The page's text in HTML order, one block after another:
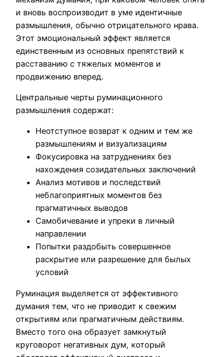
и вновь воспроизводит в уме идентичные
размышления, обычно отрицательного нрава.
Этот эмоциональный эффект является
единственным из основных препятствий к
расставанию с тяжелых моментов и
продвижению вперед.
Центральные черты руминационного
размышления содержат:
Неотступное возврат к одним и тем же
размышлениям и визуализациям
Фокусировка на затруднениях без
нахождения созидательных заключений
Анализ мотивов и последствий
неблагоприятных моментов без
прагматичных выводов
Самобичевание и упреки в личный
направлении
Попытки раздобыть совершенное
раскрытие или разрешение для былых
условий
Руминация выделяется от эффективного
думания тем, что не приводит к свежим
открытиям или прагматичным действиям.
Вместо того она образует замкнутый
круговорот негативных дум, который